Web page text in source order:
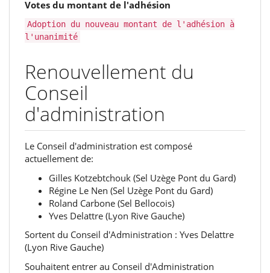
Votes du montant de l'adhésion
Adoption du nouveau montant de l'adhésion à
l'unanimité
Renouvellement du‭
‬Conseil
d'administration
Le Conseil d'administration est composé
actuellement de:
Gilles Kotzebtchouk‭ (‬Sel Uzège Pont du Gard‭)
Régine Le Nen‭ (‬Sel Uzège Pont du Gard‭)
Roland Carbone‭ (‬Sel Bellocois‭)
Yves Delattre‭ (‬Lyon Rive Gauche‭)
Sortent du Conseil d'Administration‭ ‬: Yves Delattre‭
(‬Lyon Rive Gauche‭)
Souhaitent entrer au Conseil d'Administration